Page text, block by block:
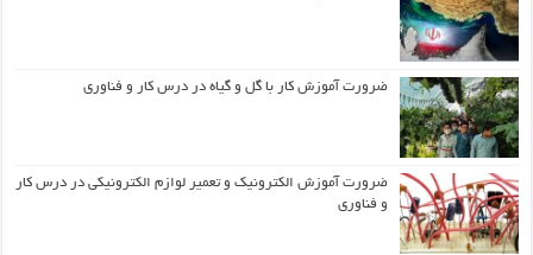
ضرورت آموزش کار با گل و گیاه در درس کار و فناوری
ضرورت آموزش الکترونیک و تعمیر لوازم الکترونیکی در درس کار
و فناوری